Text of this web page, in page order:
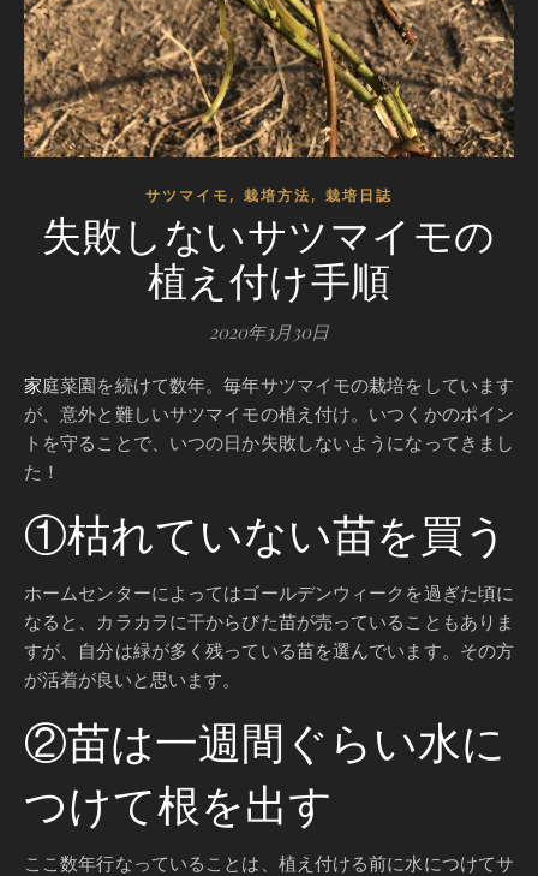
サツマイモ, 栽培方法, 栽培日誌
失敗しないサツマイモの
植え付け手順
2020年3月30日
家庭菜園を続けて数年。毎年サツマイモの栽培をしています
が、意外と難しいサツマイモの植え付け。いつくかのポイン
トを守ることで、いつの日か失敗しないようになってきまし
た！
①枯れていない苗を買う
ホームセンターによってはゴールデンウィークを過ぎた頃に
なると、カラカラに干からびた苗が売っていることもありま
すが、自分は緑が多く残っている苗を選んでいます。その方
が活着が良いと思います。
②苗は一週間ぐらい水に
つけて根を出す
ここ数年行なっていることは、植え付ける前に水につけてサ